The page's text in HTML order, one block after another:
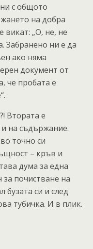
с общото
на добра
викат: „О, не, не
Забранено ни е да
ако няма
документ от
че пробата е
Втората е
на съдържание.
точно си
– кръв и
дума за една
почистване на
бузата си и след
тубичка. И в плик.